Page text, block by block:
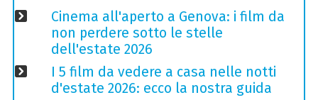
Cinema all'aperto a Genova: i film da
non perdere sotto le stelle
dell'estate 2026
I 5 film da vedere a casa nelle notti
d'estate 2026: ecco la nostra guida